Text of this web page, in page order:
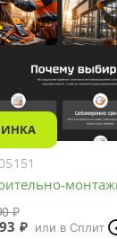
₽
₽ или в Сплит